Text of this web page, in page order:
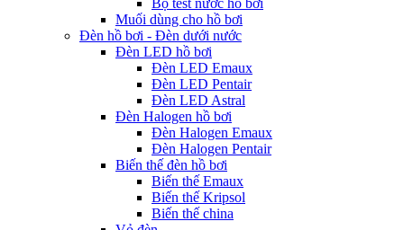
Bộ test nước hồ bơi
Muối dùng cho hồ bơi
Đèn hồ bơi - Đèn dưới nước
Đèn LED hồ bơi
Đèn LED Emaux
Đèn LED Pentair
Đèn LED Astral
Đèn Halogen hồ bơi
Đèn Halogen Emaux
Đèn Halogen Pentair
Biến thế đèn hồ bơi
Biến thế Emaux
Biến thế Kripsol
Biến thế china